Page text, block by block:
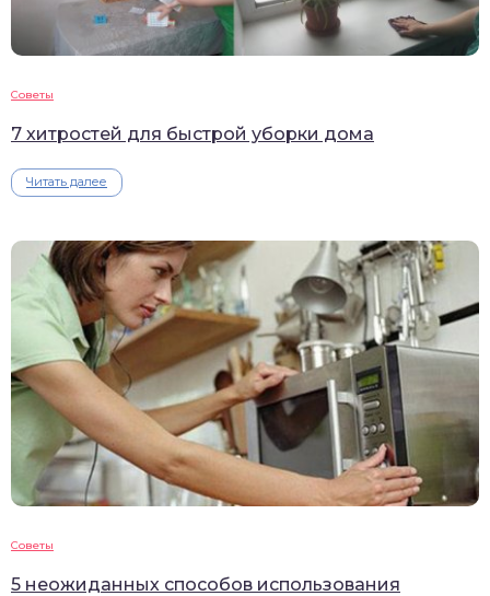
Советы
7 хитростей для быстрой уборки дома
Читать далее
Советы
5 неожиданных способов использования